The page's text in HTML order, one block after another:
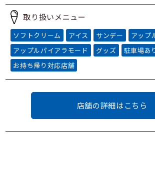
取り扱いメニュー
ソフトクリーム アイス サンデー
アップ
アップルパイアラモード
グッズ
駐車場あ
お持ち帰り対応店舗
店舗の詳細はこちら